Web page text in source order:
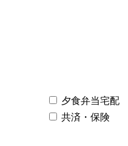
夕食弁当宅配
共済・保険